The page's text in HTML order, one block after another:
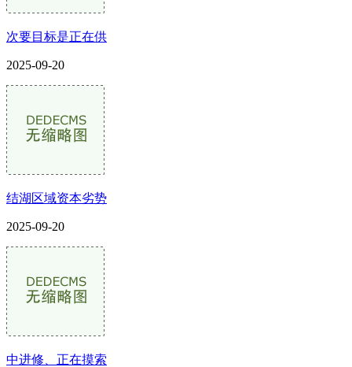
次要目标是正在供
2025-09-20
结湖区域资本劣势
2025-09-20
中进修、正在摸索